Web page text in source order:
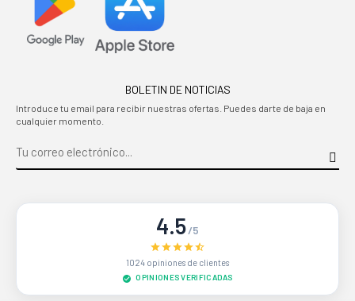
BOLETIN DE NOTICIAS
Introduce tu email para recibir nuestras ofertas. Puedes darte de baja en
cualquier momento.
4.5/5
1024 opiniones de clientes
OPINIONES VERIFICADAS